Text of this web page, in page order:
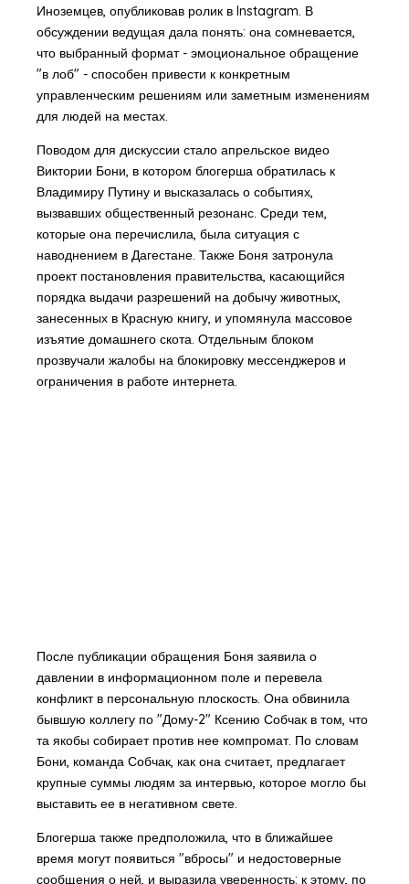
Иноземцев, опубликовав ролик в Instagram. В
обсуждении ведущая дала понять: она сомневается,
что выбранный формат - эмоциональное обращение
"в лоб" - способен привести к конкретным
управленческим решениям или заметным изменениям
для людей на местах.
Поводом для дискуссии стало апрельское видео
Виктории Бони, в котором блогерша обратилась к
Владимиру Путину и высказалась о событиях,
вызвавших общественный резонанс. Среди тем,
которые она перечислила, была ситуация с
наводнением в Дагестане. Также Боня затронула
проект постановления правительства, касающийся
порядка выдачи разрешений на добычу животных,
занесенных в Красную книгу, и упомянула массовое
изъятие домашнего скота. Отдельным блоком
прозвучали жалобы на блокировку мессенджеров и
ограничения в работе интернета.
После публикации обращения Боня заявила о
давлении в информационном поле и перевела
конфликт в персональную плоскость. Она обвинила
бывшую коллегу по "Дому-2" Ксению Собчак в том, что
та якобы собирает против нее компромат. По словам
Бони, команда Собчак, как она считает, предлагает
крупные суммы людям за интервью, которое могло бы
выставить ее в негативном свете.
Блогерша также предположила, что в ближайшее
время могут появиться "вбросы" и недостоверные
сообщения о ней, и выразила уверенность: к этому, по